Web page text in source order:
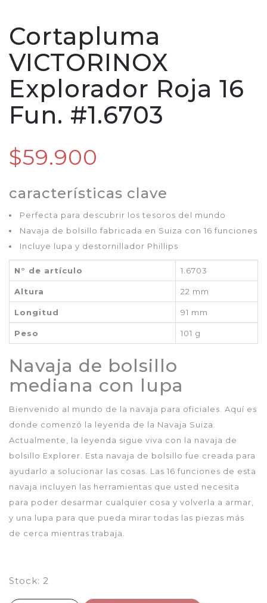
Cortapluma
VICTORINOX
Explorador Roja 16
Fun. #1.6703
$59.900
características clave
Perfecta para descubrir los tesoros del mundo
Navaja de bolsillo fabricada en Suiza con 16 funciones
Incluye lupa y destornillador Phillips
N° de artículo 1.6703
Altura 22 mm
Longitud 91 mm
Peso 101 g
Navaja de bolsillo
mediana con lupa
Bienvenido al mundo de la navaja para oficiales. Aquí es
donde comenzó la leyenda de la Navaja Suiza.
Actualmente, la leyenda sigue viva con la navaja de
bolsillo Explorer. Esta navaja de bolsillo fue creada para
ayudarlo a solucionar las cosas. Las 16 funciones de esta
navaja incluyen las herramientas que usted necesita
para poder desarmar cualquier cosa y volverla a armar,
y una lupa para que pueda mirar todas las piezas más
de cerca mientras trabaja.
Stock: 2